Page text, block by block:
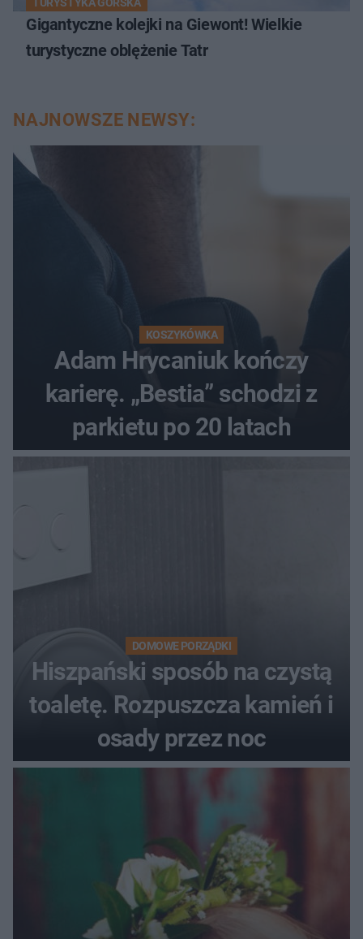
Gigantyczne kolejki na Giewont! Wielkie
turystyczne oblężenie Tatr
NAJNOWSZE NEWSY:
KOSZYKÓWKA
Adam Hrycaniuk kończy
karierę. „Bestia” schodzi z
parkietu po 20 latach
DOMOWE PORZĄDKI
Hiszpański sposób na czystą
toaletę. Rozpuszcza kamień i
osady przez noc